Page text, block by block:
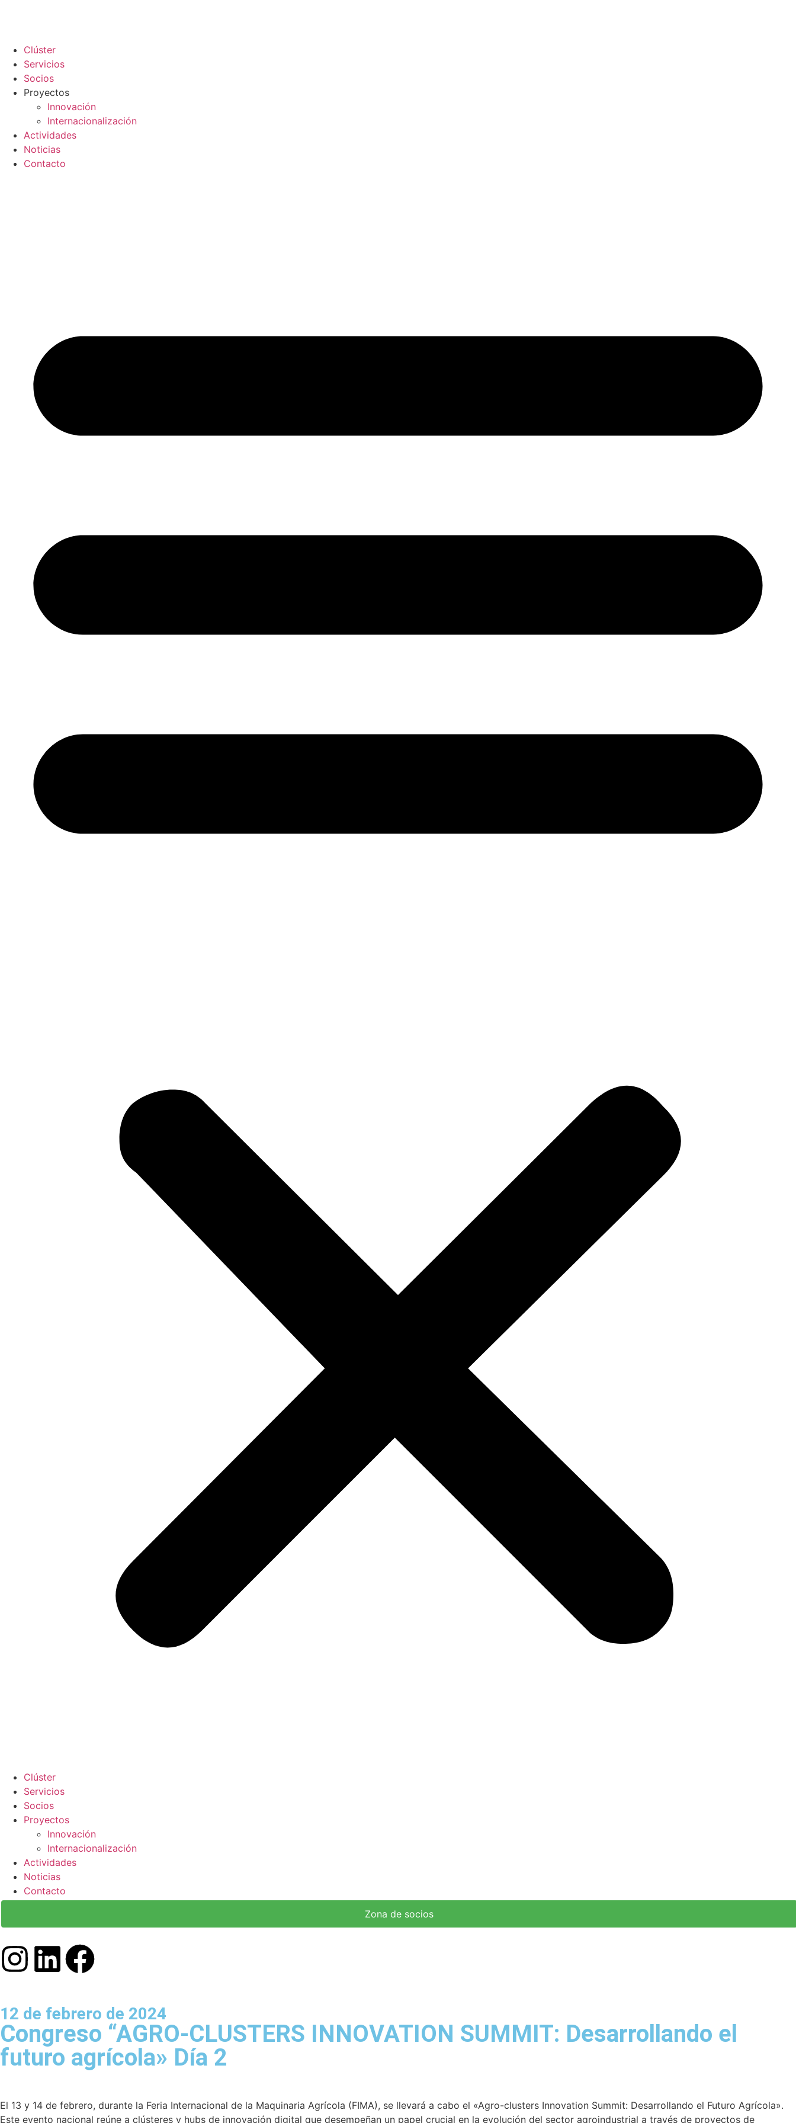
Clúster
Servicios
Socios
Proyectos
Innovación
Internacionalización
Actividades
Noticias
Contacto
Clúster
Servicios
Socios
Proyectos
Innovación
Internacionalización
Actividades
Noticias
Contacto
Zona de socios
12 de febrero de 2024
Congreso “AGRO-CLUSTERS INNOVATION SUMMIT: Desarrollando el
futuro agrícola» Día 2
El 13 y 14 de febrero, durante la Feria Internacional de la Maquinaria Agrícola (FIMA), se llevará a cabo el «Agro-clusters Innovation Summit: Desarrollando el Futuro Agrícola».
Este evento nacional reúne a clústeres y hubs de innovación digital que desempeñan un papel crucial en la evolución del sector agroindustrial a través de proyectos de